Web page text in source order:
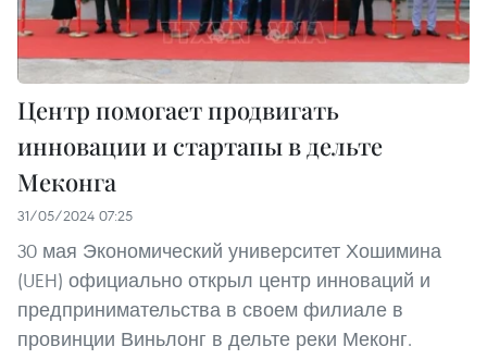
Центр помогает продвигать
инновации и стартапы в дельте
Меконга
31/05/2024 07:25
30 мая Экономический университет Хошимина
(UEH) официально открыл центр инноваций и
предпринимательства в своем филиале в
провинции Виньлонг в дельте реки Меконг.